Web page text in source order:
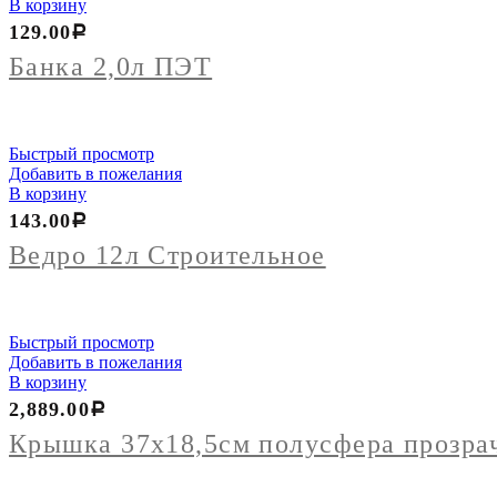
Банка
2,0л
ПЭТ
В корзину
Банка 2,0л ПЭТ
129.00Р
Быстрый просмотр
Добавить в пожелания
В корзину
Ведро 12л Строительное
143.00Р
Быстрый просмотр
Добавить в пожелания
В корзину
Крышка 37х18,5см полусфера
2,889.00Р